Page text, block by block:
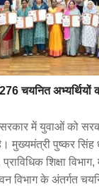
चयनित अभ्यर्थियों
में युवाओं को
मुख्यमंत्री पुष्कर सिंह
शिक्षा
विभाग के अंतर्गत